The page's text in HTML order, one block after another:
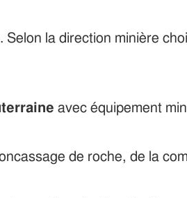
. Selon la direction minière
avec équipement
de roche, de la